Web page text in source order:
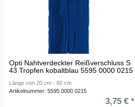
Opti Nahtverdeckter Reißverschluss S
43 Tropfen kobaltblau 5595 0000 0215
Länge von 20 cm - 60 cm
Artikelnummer: 5595 0000 0215
3,75 € *